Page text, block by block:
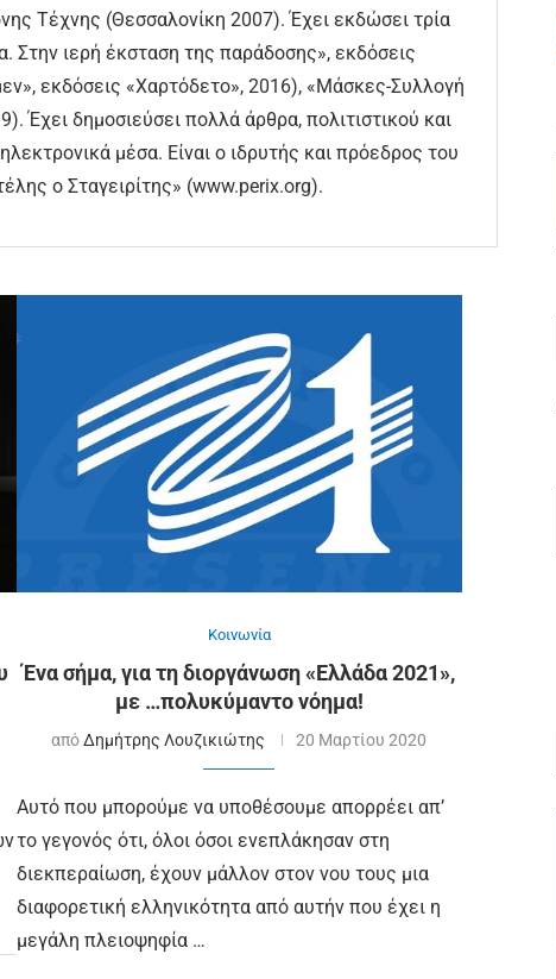
Τέχνης (Θεσσαλονίκη 2007). Έχει εκδώσει τρία
ιερή έκσταση της παράδοσης», εκδόσεις
εκδόσεις «Χαρτόδετο», 2016), «Μάσκες-Συλλογή
δημοσιεύσει πολλά άρθρα, πολιτιστικού και
μέσα. Είναι ο ιδρυτής και πρόεδρος του
ο Σταγειρίτης» (www.perix.org).
Κοινωνία
Ένα σήμα, για τη διοργάνωση «Ελλάδα 2021»,
με …πολυκύμαντο νόημα!
απόΔημήτρης Λουζικιώτης 20 Μαρτίου 2020
Αυτό που μπορούμε να υποθέσουμε απορρέει απ’
το γεγονός ότι, όλοι όσοι ενεπλάκησαν στη
διεκπεραίωση, έχουν μάλλον στον νου τους μια
διαφορετική ελληνικότητα από αυτήν που έχει η
μεγάλη πλειοψηφία …